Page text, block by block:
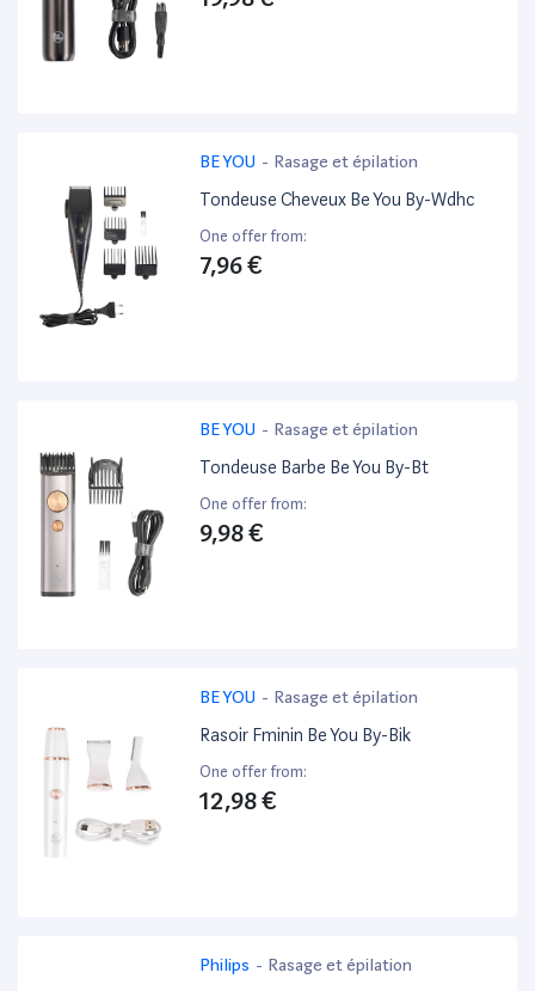
BE YOU - Rasage et épilation
Tondeuse Cheveux Be You By-Wdhc
One offer from:
7,96 €
BE YOU - Rasage et épilation
Tondeuse Barbe Be You By-Bt
One offer from:
9,98 €
BE YOU - Rasage et épilation
Rasoir Fminin Be You By-Bik
One offer from:
12,98 €
Philips - Rasage et épilation